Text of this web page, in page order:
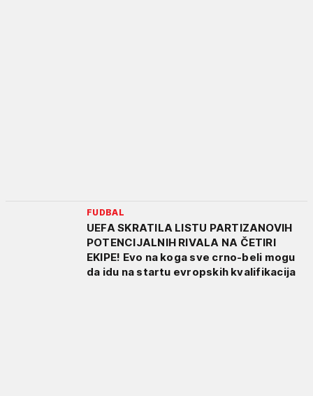
FUDBAL
UEFA SKRATILA LISTU PARTIZANOVIH
POTENCIJALNIH RIVALA NA ČETIRI
EKIPE! Evo na koga sve crno-beli mogu
da idu na startu evropskih kvalifikacija